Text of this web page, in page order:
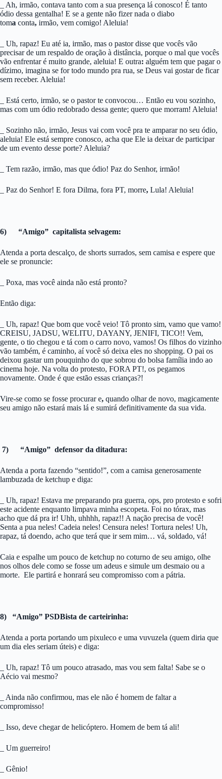
_ Ah, irmão, contava tanto com a sua presença lá conosco! É tanto
ódio dessa gentalha! E se a gente não fizer nada o diabo
toma conta, irmão, vem comigo! Aleluia!
_ Uh, rapaz! Eu até ia, irmão, mas o pastor disse que vocês vão
precisar de um respaldo de oração à distância, porque o mal que vocês
vão enfrentar é muito grande, aleluia! E outra: alguém tem que pagar o
dízimo, imagina se for todo mundo pra rua, se Deus vai gostar de ficar
sem receber. Aleluia!
_ Está certo, irmão, se o pastor te convocou… Então eu vou sozinho,
mas com um ódio redobrado dessa gente; quero que morram! Aleluia!
_ Sozinho não, irmão, Jesus vai com você pra te amparar no seu ódio,
aleluia! Ele está sempre conosco, acha que Ele ia deixar de participar
de um evento desse porte? Aleluia?
_ Tem razão, irmão, mas que ódio! Paz do Senhor, irmão!
_ Paz do Senhor! E fora Dilma, fora PT, morre, Lula! Aleluia!
6) “Amigo” capitalista selvagem:
Atenda a porta descalço, de shorts surrados, sem camisa e espere que
ele se pronuncie:
_ Poxa, mas você ainda não está pronto?
Então diga:
_ Uh, rapaz! Que bom que você veio! Tô pronto sim, vamo que vamo!
CREISU, JADSU, WELITU, DAYANY, JENIFI, TICO!! Vem,
gente, o tio chegou e tá com o carro novo, vamos! Os filhos do vizinho
vão também, é caminho, aí você só deixa eles no shopping. O pai os
deixou gastar um pouquinho do que sobrou do bolsa família indo ao
cinema hoje. Na volta do protesto, FORA PT!, os pegamos
novamente. Onde é que estão essas crianças?!
Vire-se como se fosse procurar e, quando olhar de novo, magicamente
seu amigo não estará mais lá e sumirá definitivamente da sua vida.
7) “Amigo” defensor da ditadura:
Atenda a porta fazendo “sentido!”, com a camisa generosamente
lambuzada de ketchup e diga:
_ Uh, rapaz! Estava me preparando pra guerra, ops, pro protesto e sofri
este acidente enquanto limpava minha escopeta. Foi no tórax, mas
acho que dá pra ir! Uhh, uhhhh, rapaz!! A nação precisa de você!
Senta a pua neles! Cadeia neles! Censura neles! Tortura neles! Uh,
rapaz, tá doendo, acho que terá que ir sem mim… vá, soldado, vá!
Caia e espalhe um pouco de ketchup no coturno de seu amigo, olhe
nos olhos dele como se fosse um adeus e simule um desmaio ou a
morte. Ele partirá e honrará seu compromisso com a pátria.
8) “Amigo” PSDBista de carteirinha:
Atenda a porta portando um pixuleco e uma vuvuzela (quem diria que
um dia eles seriam úteis) e diga:
_ Uh, rapaz! Tô um pouco atrasado, mas vou sem falta! Sabe se o
Aécio vai mesmo?
_ Ainda não confirmou, mas ele não é homem de faltar a
compromisso!
_ Isso, deve chegar de helicóptero. Homem de bem tá ali!
_ Um guerreiro!
_ Gênio!